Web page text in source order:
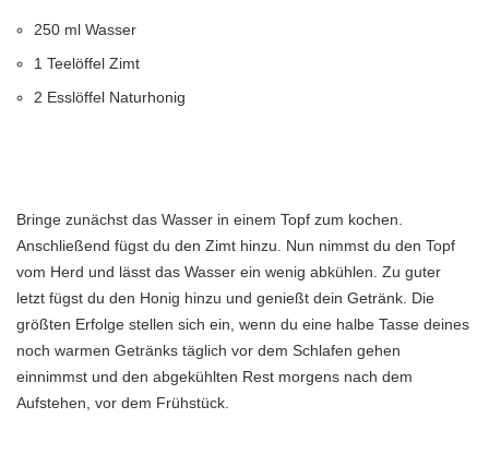
250 ml Wasser
1 Teelöffel Zimt
2 Esslöffel Naturhonig
Bringe zunächst das Wasser in einem Topf zum kochen.
Anschließend fügst du den Zimt hinzu. Nun nimmst du den Topf
vom Herd und lässt das Wasser ein wenig abkühlen. Zu guter
letzt fügst du den Honig hinzu und genießt dein Getränk. Die
größten Erfolge stellen sich ein, wenn du eine halbe Tasse deines
noch warmen Getränks täglich vor dem Schlafen gehen
einnimmst und den abgekühlten Rest morgens nach dem
Aufstehen, vor dem Frühstück.